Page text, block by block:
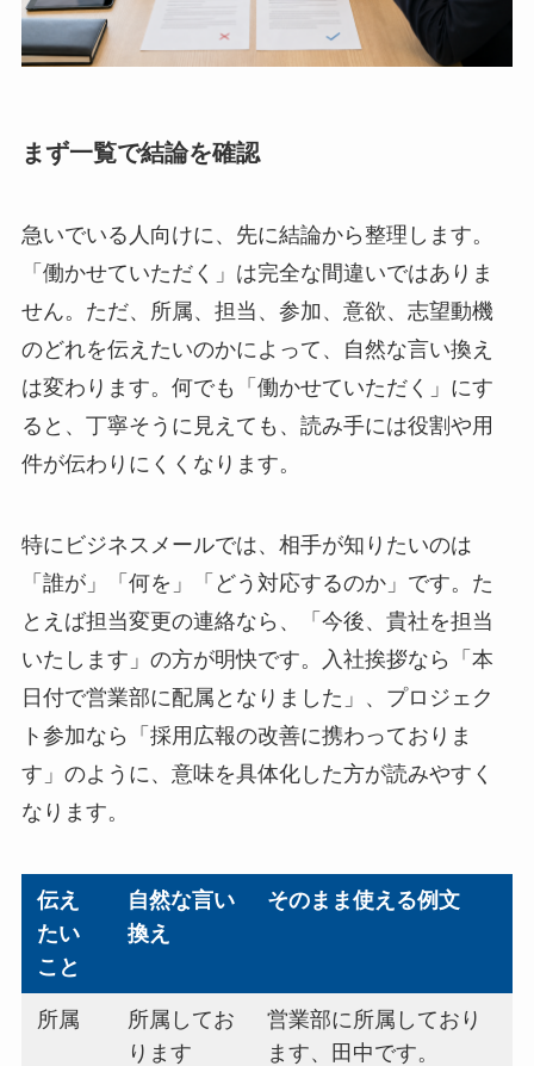
まず一覧で結論を確認
急いでいる人向けに、先に結論から整理します。
「働かせていただく」は完全な間違いではありま
せん。ただ、所属、担当、参加、意欲、志望動機
のどれを伝えたいのかによって、自然な言い換え
は変わります。何でも「働かせていただく」にす
ると、丁寧そうに見えても、読み手には役割や用
件が伝わりにくくなります。
特にビジネスメールでは、相手が知りたいのは
「誰が」「何を」「どう対応するのか」です。た
とえば担当変更の連絡なら、「今後、貴社を担当
いたします」の方が明快です。入社挨拶なら「本
日付で営業部に配属となりました」、プロジェク
ト参加なら「採用広報の改善に携わっておりま
す」のように、意味を具体化した方が読みやすく
なります。
伝え
たい
こと
自然な言い
換え
そのまま使える例文
所属
所属してお
ります
営業部に所属しており
ます、田中です。